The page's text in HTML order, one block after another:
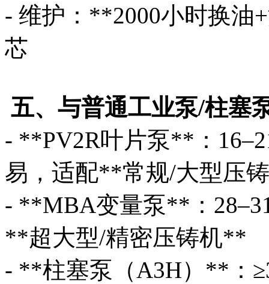
- 维护：**2000小时换油
芯
五、与普通工业泵/柱塞
- **PV2R叶片泵**：
易，适配**常规/大型压
- **MBA变量泵**：
**超大型/精密压铸机**
- **柱塞泵（A3H）**：